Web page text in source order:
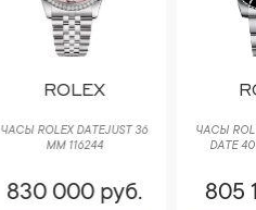
ROLEX
ЧАСЫ ROLEX DATEJUST 36
ММ 116244
830 000 руб.
ЧАСЫ
DATE
805